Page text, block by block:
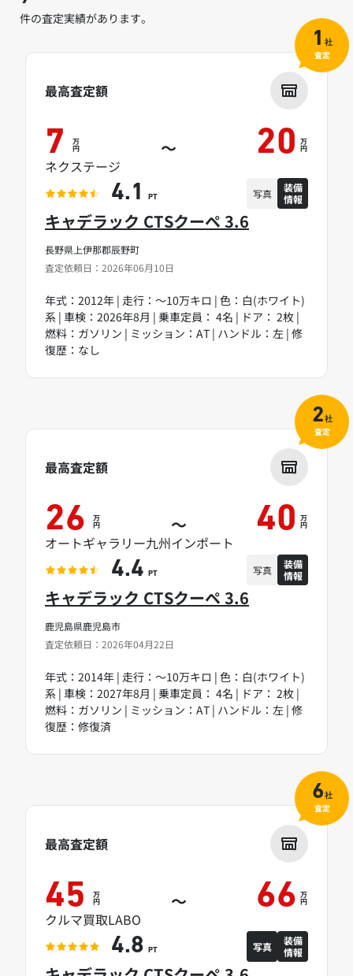
件の査定実績があります。
長野県上伊那郡辰野町
査定依頼日：2026年06月10日
キャデラック CTSクーペ 3.6
年式：2012年 | 走行：～10万キロ | 色：白(ホワイト)
系 | 車検：2026年8月 | 乗車定員： 4名 | ドア： 2枚 |
燃料：ガソリン | ミッション：AT | ハンドル：左 | 修
復歴：なし
最高査定額
7 万
円 ～ 20 万
円
ネクステージ
4.1 PT 写真
装備
情報
1 社
査定
鹿児島県鹿児島市
査定依頼日：2026年04月22日
キャデラック CTSクーペ 3.6
年式：2014年 | 走行：～10万キロ | 色：白(ホワイト)
系 | 車検：2027年8月 | 乗車定員： 4名 | ドア： 2枚 |
燃料：ガソリン | ミッション：AT | ハンドル：左 | 修
復歴：修復済
最高査定額
26 万
円 ～ 40 万
円
オートギャラリー九州インポート
4.4 PT 写真
装備
情報
2社
査定
最高査定額
45 万
円 ～ 66 万
円
クルマ買取LABO
4.8 PT 写真
装備
情報
6社
査定